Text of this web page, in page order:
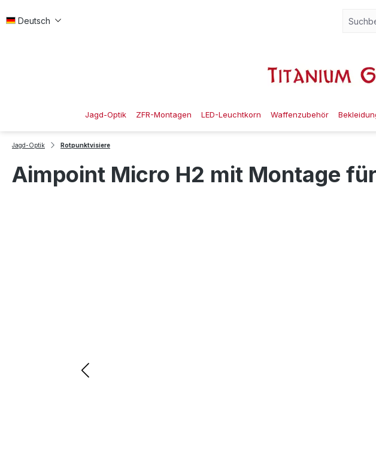
Deutsch
Jagd-Optik ZFR-Montagen LED-Leuchtkorn Waffenzubehör
Jagd-Optik Rotpunktvisiere
Aimpoint Micro H2 mit Montage